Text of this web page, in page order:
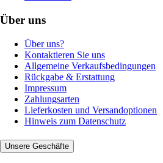
Über uns
Über uns?
Kontaktieren Sie uns
Allgemeine Verkaufsbedingungen
Rückgabe & Erstattung
Impressum
Zahlungsarten
Lieferkosten und Versandoptionen
Hinweis zum Datenschutz
Unsere Geschäfte